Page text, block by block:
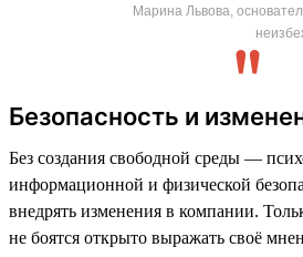
Марина Львова,
Безопасность и
Без создания свободной среды —
информационной и физической
внедрять изменения в компании.
не боятся открыто выражать своё